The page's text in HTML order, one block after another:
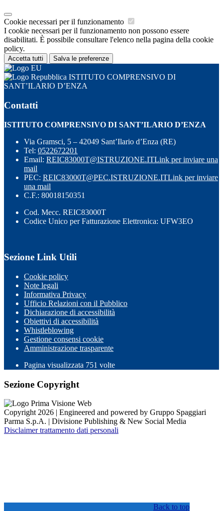
Cookie necessari per il funzionamento
I cookie necessari per il funzionamento non possono essere
disabilitati. È possibile consultare l'elenco nella pagina della cookie
policy.
Accetta tutti Salva le preferenze
ISTITUTO COMPRENSIVO DI
SANT’ILARIO D’ENZA
Contatti
ISTITUTO COMPRENSIVO DI SANT’ILARIO D’ENZA
Via Gramsci, 5 – 42049 Sant’Ilario d’Enza (RE)
Tel: 0522672201
Email: REIC83000T@ISTRUZIONE.ITLink per inviare una
mail
PEC: REIC83000T@PEC.ISTRUZIONE.ITLink per inviare
una mail
C.F.: 80018150351
Cod. Mecc. REIC83000T
Codice Unico per Fatturazione Elettronica: UFW3EO
Sezione Link Utili
Cookie policy
Note legali
Informativa Privacy
Ufficio Relazioni con il Pubblico
Dichiarazione di accessibilità
Obiettivi di accessibilità
Whistleblowing
Gestione consensi cookie
Amministrazione trasparente
Pagina visualizzata 751 volte
Sezione Copyright
Copyright 2026 | Engineered and powered by Gruppo Spaggiari
Parma S.p.A. | Divisione Publishing & New Social Media
Disclaimer trattamento dati personali
Back to top